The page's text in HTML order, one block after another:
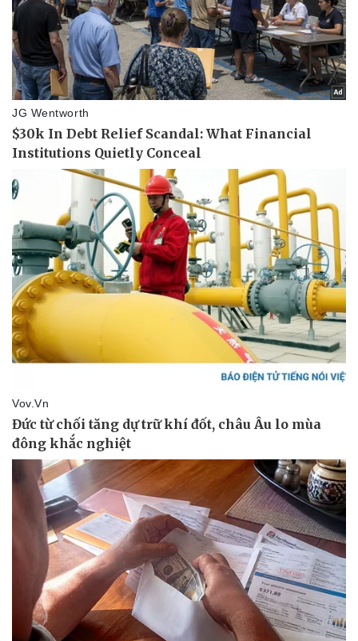
Thể thao
Bóng đá
Lịch thi đấu bóng đá
Thế giới thể thao
eSports
Hậu trường
Ô tô - Xe máy
Ô tô
Tư vấn